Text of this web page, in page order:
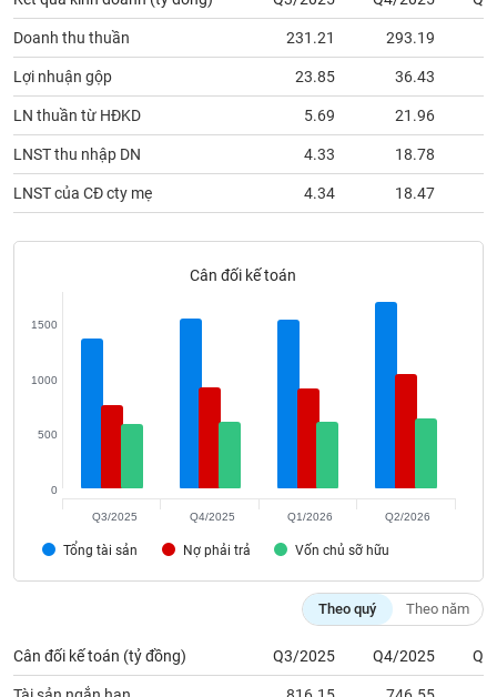
Doanh thu thuần 231.21 293.19
Lợi nhuận gộp 23.85 36.43
LN thuần từ HĐKD 5.69 21.96
LNST thu nhập DN 4.33 18.78
LNST của CĐ cty mẹ 4.34 18.47
Cân đối kế toán
Tổng tài sản Nợ phải trả Vốn chủ sỡ hữu
0
500
1000
1500
Q3/2025 Q4/2025 Q1/2026 Q2/2026
Theo quý Theo năm
Cân đối kế toán (tỷ đồng) Q3/2025 Q4/2025
phân
tích
(-)
Thuật
ngữ
(-)
Dịch
vụ
Đào
đầu
tư